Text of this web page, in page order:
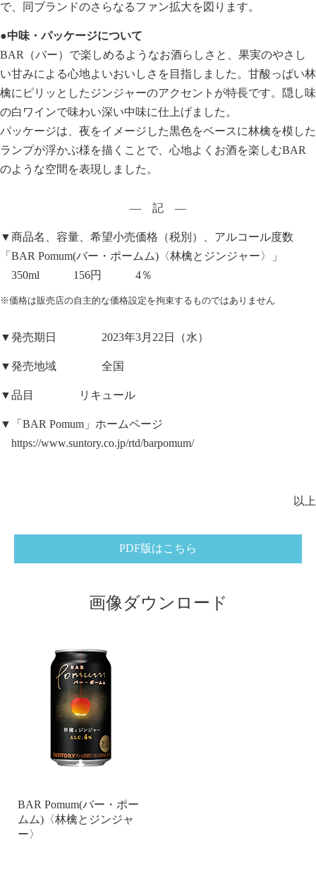
で、同ブランドのさらなるファン拡大を図ります。
●中味・パッケージについて
BAR（バー）で楽しめるようなお酒らしさと、果実のやさし
い甘みによる心地よいおいしさを目指しました。甘酸っぱい林
檎にピリッとしたジンジャーのアクセントが特長です。隠し味
の白ワインで味わい深い中味に仕上げました。
パッケージは、夜をイメージした黒色をベースに林檎を模した
ランプが浮かぶ様を描くことで、心地よくお酒を楽しむBAR
のような空間を表現しました。
― 記 ―
▼商品名、容量、希望小売価格（税別）、アルコール度数
「BAR Pomum(バー・ポームム)〈林檎とジンジャー〉」
350ml 156円 4％
※価格は販売店の自主的な価格設定を拘束するものではありません
▼発売期日 2023年3月22日（水）
▼発売地域 全国
▼品目 リキュール
▼「BAR Pomum」ホームページ
https://www.suntory.co.jp/rtd/barpomum/
以上
PDF版はこちら
画像ダウンロード
BAR Pomum(バー・ポー
ムム)〈林檎とジンジャ
ー〉